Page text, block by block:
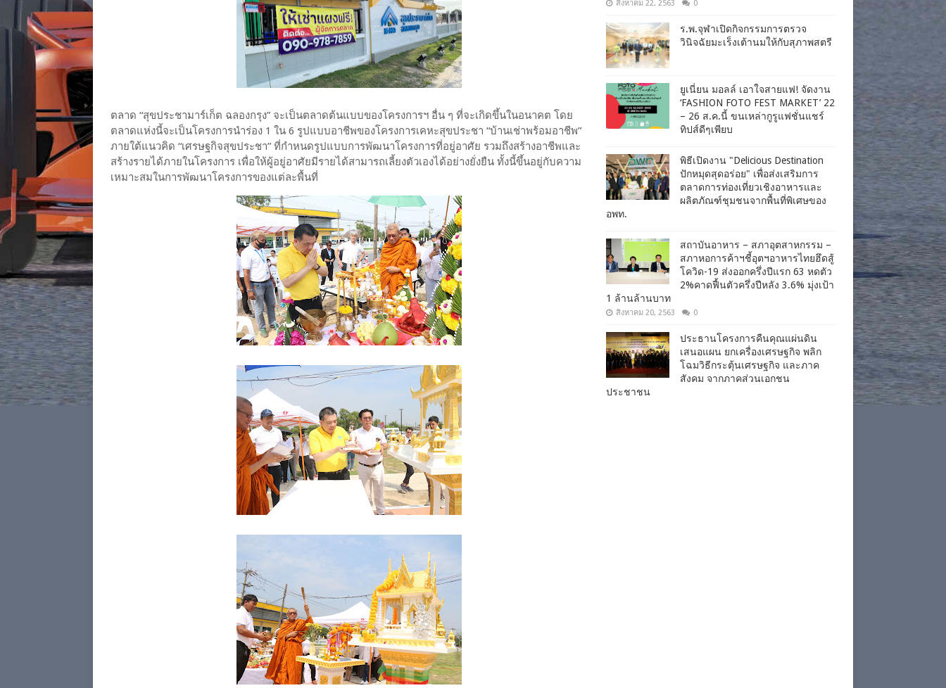
ตลาด “สุขประชามาร์เก็ต ฉลองกรุง” จะเป็นตลาดต้นแบบของโครงการฯ อื่น ๆ ที่จะเกิดขึ้นในอนาคต โดย
ตลาดแห่งนี้จะเป็นโครงการนำร่อง 1 ใน 6 รูปแบบอาชีพของโครงการเคหะสุขประชา “บ้านเช่าพร้อมอาชีพ”
ภายใต้แนวคิด “เศรษฐกิจสุขประชา” ที่กำหนดรูปแบบการพัฒนาโครงการที่อยู่อาศัย รวมถึงสร้างอาชีพและ
สร้างรายได้ภายในโครงการ เพื่อให้ผู้อยู่อาศัยมีรายได้สามารถเลี้ยงตัวเองได้อย่างยั่งยืน ทั้งนี้ขึ้นอยู่กับความ
เหมาะสมในการพัฒนาโครงการของแต่ละพื้นที่
สิงหาคม 22, 2563 0
ร.พ.จุฬาเปิดกิจกรรมการตรวจ
วินิจฉัยมะเร็งเต้านมให้กับสุภาพสตรี
ยูเนี่ยน มอลล์ เอาใจสายแฟ! จัดงาน
‘FASHION FOTO FEST MARKET’ 22
– 26 ส.ค.นี้ ขนเหล่ากูรูแฟชั่นแชร์
ทิปส์ดีๆเพียบ
พิธีเปิดงาน "Delicious Destination
ปักหมุดสุดอร่อย" เพื่อส่งเสริมการ
ตลาดการท่องเที่ยวเชิงอาหารและ
ผลิตภัณฑ์ชุมชนจากพื้นที่พิเศษของ
อพท.
สถาบันอาหาร – สภาอุตสาหกรรม –
สภาหอการค้าฯชี้อุตฯอาหารไทยฮึดสู้
โควิด-19 ส่งออกครึ่งปีแรก 63 หดตัว
2%คาดฟื้นตัวครึ่งปีหลัง 3.6% มุ่งเป้า
1 ล้านล้านบาท
สิงหาคม 20, 2563 0
ประธานโครงการคืนคุณแผ่นดิน
เสนอแผน ยกเครื่องเศรษฐกิจ พลิก
โฉมวิธีกระตุ้นเศรษฐกิจ และภาค
สังคม จากภาคส่วนเอกชน
ประชาชน